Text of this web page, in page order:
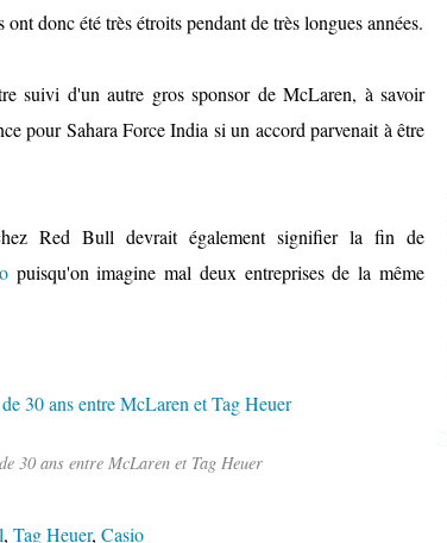
donc été très étroits pendant de très longues années.
suivi d'un autre gros sponsor de McLaren, à savoir
pour Sahara Force India si un accord parvenait à être
Red Bull devrait également signifier la fin de
puisqu'on imagine mal deux entreprises de la même
30 ans entre McLaren et Tag Heuer
, Tag Heuer, Casio